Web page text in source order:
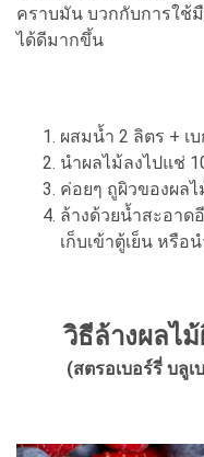
คราบมัน บวกกับการใช้
ได้ดีมากขึ้น
ผสมน้ำ 2 ลิตร + เ
นำผลไม้ลงไปแช่
ค่อยๆ ถูผิวของผลไ
ล้างด้วยน้ำสะอาด
เก็บเข้าตู้เย็น หรือ
วิธีล้างผลไ
(สตรอเบอร์รี่ บลูเ